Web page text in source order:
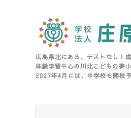
広島県北にある、テストなし！
体験学習中心の川北こどもの夢小
2027年4月には、中学校も開校予